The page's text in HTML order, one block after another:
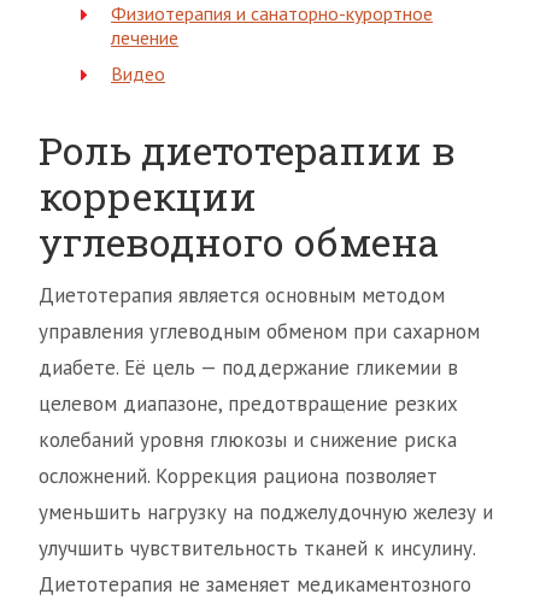
Физиотерапия и санаторно-курортное
лечение
Видео
Роль диетотерапии в
коррекции
углеводного обмена
Диетотерапия является основным методом
управления углеводным обменом при сахарном
диабете. Её цель — поддержание гликемии в
целевом диапазоне, предотвращение резких
колебаний уровня глюкозы и снижение риска
осложнений. Коррекция рациона позволяет
уменьшить нагрузку на поджелудочную железу и
улучшить чувствительность тканей к инсулину.
Диетотерапия не заменяет медикаментозного